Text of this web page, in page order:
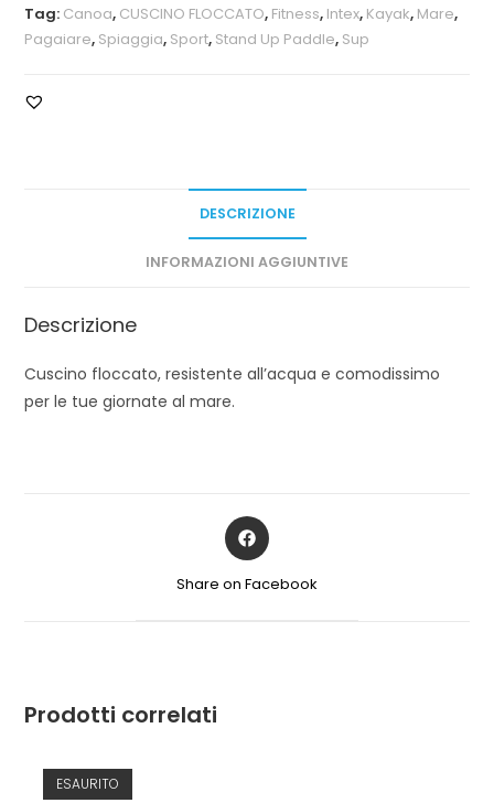
Tag: Canoa, CUSCINO FLOCCATO, Fitness, Intex, Kayak, Mare,
Pagaiare, Spiaggia, Sport, Stand Up Paddle, Sup
DESCRIZIONE
INFORMAZIONI AGGIUNTIVE
Descrizione
Cuscino floccato, resistente all’acqua e comodissimo
per le tue giornate al mare.
Share on Facebook
Prodotti correlati
ESAURITO